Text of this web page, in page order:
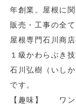
年創業。屋根に関
販売・工事の全て
屋根専門石川商店
１級かわらぶき
石川弘樹（いしか
です。
【趣味】 ワン